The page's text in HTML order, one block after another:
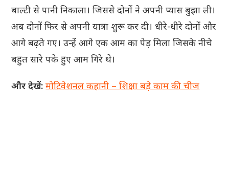
बाल्टी से पानी निकाला। जिससे दोनों ने अपनी प्यास बुझा ली।
अब दोनों फिर से अपनी यात्रा शुरू कर दी। धीरे-धीरे दोनों और
आगे बढ़ते गए। उन्हें आगे एक आम का पेड़ मिला जिसके नीचे
बहुत सारे पके हुए आम गिरे थे।
और देखें: मोटिवेशनल कहानी – शिक्षा बड़े काम की चीज